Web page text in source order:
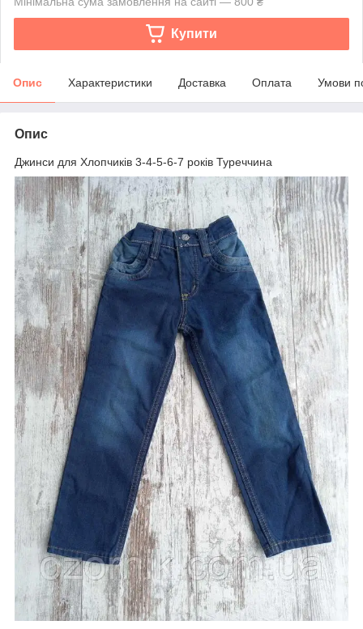
Купити
Опис Характеристики Доставка Оплата Умови
Опис
Джинси для Хлопчиків 3-4-5-6-7 років Туреччина